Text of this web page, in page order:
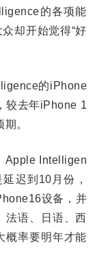
的各项能
却开始觉得“好
的iPhone
较去年iPhone 1
。
Intelligen
迟到10月份，
设备，并
法语、日语、西
概率要明年才能